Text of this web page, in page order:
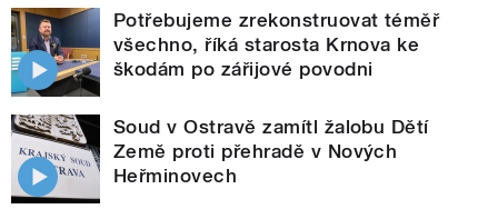
Potřebujeme zrekonstruovat téměř
všechno, říká starosta Krnova ke
škodám po zářijové povodni
Soud v Ostravě zamítl žalobu Dětí
Země proti přehradě v Nových
Heřminovech